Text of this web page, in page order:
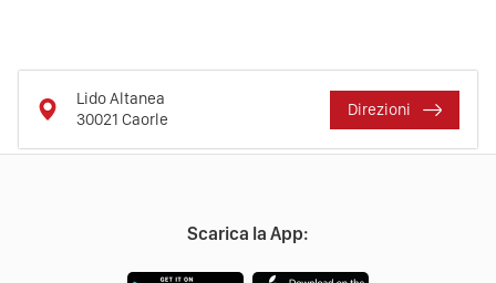
Lido Altanea
30021 Caorle
Direzioni
Scarica la App: